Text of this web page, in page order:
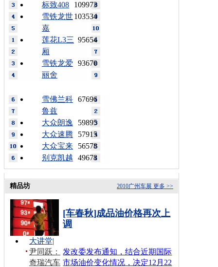
109973
标致408
103534
雪铁龙世
嘉
95654
莲花L3三
厢
93670
雪铁龙爱
丽舍
67696
雪佛兰科
鲁兹
59895
大众朗逸
57915
大众速腾
56578
大众宝来
49678
别克凯越
更多 >>
2010广州车展
精品坊
[车春秋]成品油价格再次上
调
发改委发布通知，结合近期国际
市场油价变化情况，决定12月22
大讲堂|
尹同跃：
奇瑞汽车